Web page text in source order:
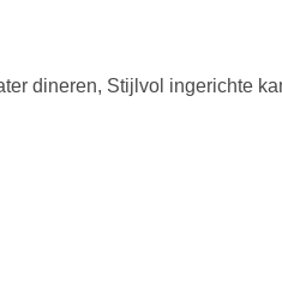
dineren, Stijlvol ingerichte